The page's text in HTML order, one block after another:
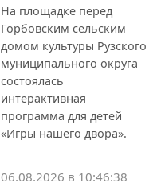
На площадке перед
Горбовским сельским
домом культуры Рузского
муниципального округа
состоялась
интерактивная
программа для детей
«Игры нашего двора».
06.08.2026 в 10:46:38